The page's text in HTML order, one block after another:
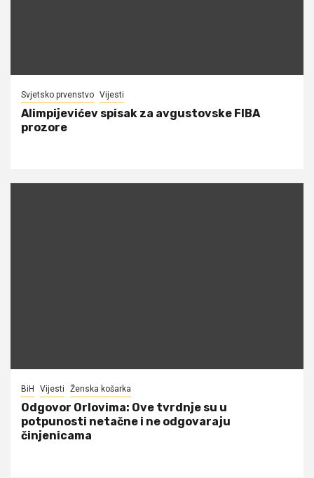
Svjetsko prvenstvo Vijesti
Alimpijevićev spisak za avgustovske FIBA
prozore
BiH Vijesti Ženska košarka
Odgovor Orlovima: ​Ove tvrdnje su u
potpunosti netačne i ne odgovaraju
činjenicama